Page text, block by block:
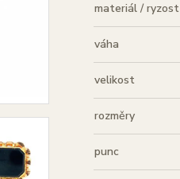
materiál / ryzost
váha
velikost
rozměry
punc